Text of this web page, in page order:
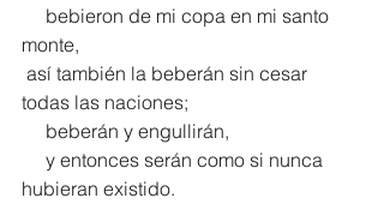
monte,
todas las naciones;
     beberán y engullirán,
hubieran existido.